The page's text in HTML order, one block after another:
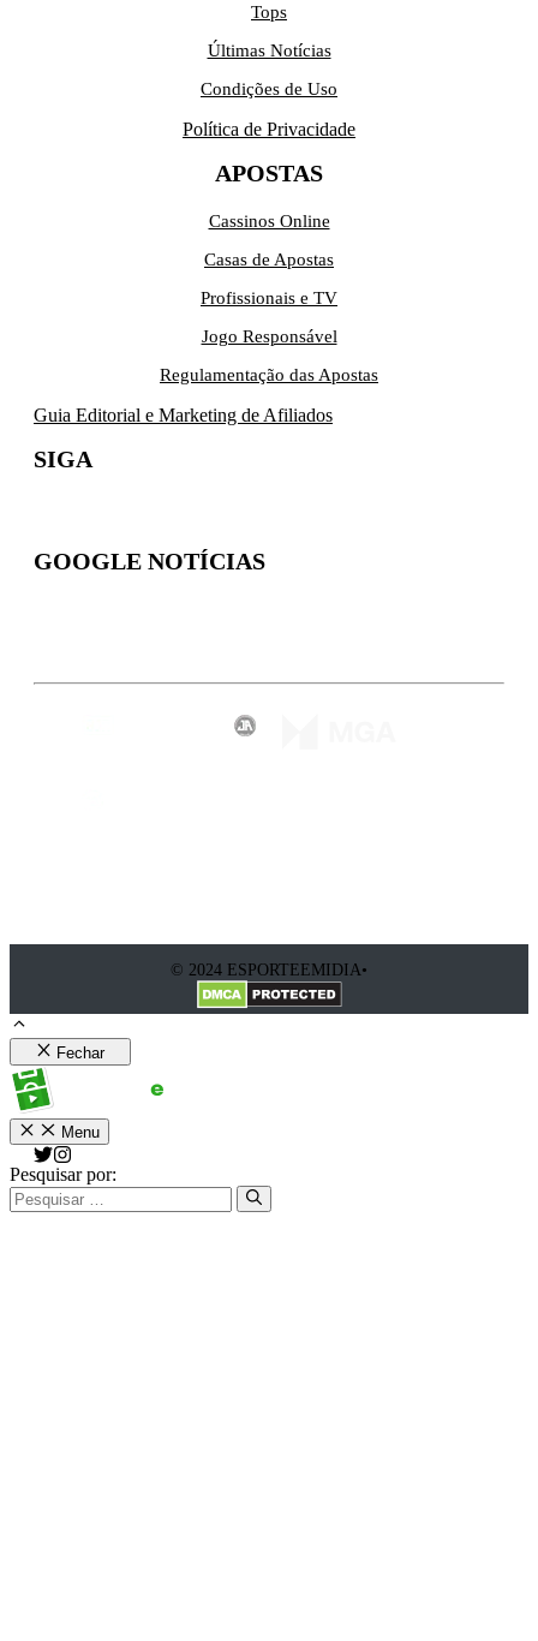
Tops
Últimas Notícias
Condições de Uso
Política de Privacidade
APOSTAS
Cassinos Online
Casas de Apostas
Profissionais e TV
Jogo Responsável
Regulamentação das Apostas
Guia Editorial e Marketing de Afiliados
SIGA
GOOGLE NOTÍCIAS
© 2024 ESPORTEEMIDIA•
Fechar
Menu
Pesquisar por: